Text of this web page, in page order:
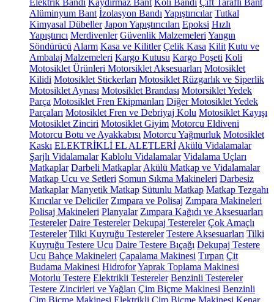
Elektrik Bandı Kaydırmaz Bant Koli Bandı Çift Taraflı Bant
Alüminyum Bant İzolasyon Bandı Yapıştırıcılar Tutkal
Kimyasal Dübeller Japon Yapıştırıcıları Epoksi Hızlı
Yapıştırıcı Merdivenler Güvenlik Malzemeleri Yangın
Söndürücü Alarm Kasa ve Kilitler Çelik Kasa Kilit Kutu ve
Ambalaj Malzemeleri Kargo Kutusu Kargo Poşeti Koli
Motosiklet Ürünleri Motorsiklet Aksesuarları Motosiklet
Kilidi Motosiklet Stickerları Motosiklet Rüzgarlık ve Siperlik
Motosiklet Aynası Motosiklet Brandası Motorsiklet Yedek
Parça Motosiklet Fren Ekipmanları Diğer Motosiklet Yedek
Parçaları Motosiklet Fren ve Debriyaj Kolu Motosiklet Kayışı
Motosiklet Zinciri Motosiklet Giyim Motorcu Eldiveni
Motorcu Botu ve Ayakkabısı Motorcu Yağmurluk Motosiklet
Kaskı ELEKTRİKLİ EL ALETLERİ Akülü Vidalamalar
Şarjlı Vidalamalar Kablolu Vidalamalar Vidalama Uçları
Matkaplar Darbeli Matkaplar Akülü Matkap ve Vidalamalar
Matkap Ucu ve Setleri Somun Sıkma Makineleri Darbesiz
Matkaplar Manyetik Matkap Sütunlu Matkap Matkap Tezgahı
Kırıcılar ve Deliciler Zımpara ve Polisaj Zımpara Makineleri
Polisaj Makineleri Planyalar Zımpara Kağıdı ve Aksesuarları
Testereler Daire Testereler Dekupaj Testereler Çok Amaçlı
Testereler Tilki Kuyruğu Testereler Testere Aksesuarları Tilki
Kuyruğu Testere Ucu Daire Testere Bıçağı Dekupaj Testere
Ucu Bahçe Makineleri Çapalama Makinesi Tırpan Çit
Budama Makinesi HidroforYaprak Toplama Makinesi
Motorlu Testere Elektrikli Testereler Benzinli Testereler
Testere Zincirleri ve Yağları Çim Biçme Makinesi Benzinli
Çim Biçme Makinesi Elektrikli Çim Biçme Makinesi Kenar